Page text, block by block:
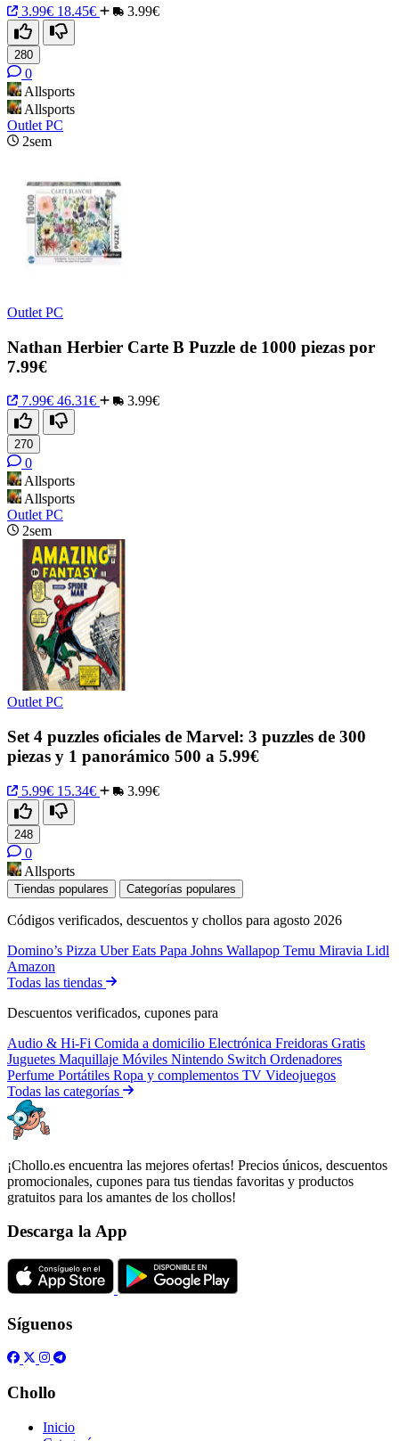
3.99€ 18.45€ 3.99€
280
0
Allsports
Allsports
Outlet PC
2sem
Outlet PC
Nathan Herbier Carte B Puzzle de 1000 piezas por
7.99€
7.99€ 46.31€ 3.99€
270
0
Allsports
Allsports
Outlet PC
2sem
Outlet PC
Set 4 puzzles oficiales de Marvel: 3 puzzles de 300
piezas y 1 panorámico 500 a 5.99€
5.99€ 15.34€ 3.99€
248
0
Allsports
Tiendas populares Categorías populares
Códigos verificados, descuentos y chollos para agosto 2026
Domino’s Pizza Uber Eats Papa Johns Wallapop Temu Miravia Lidl
Amazon
Todas las tiendas
Descuentos verificados, cupones para
Audio & Hi-Fi Comida a domicilio Electrónica Freidoras Gratis
Juguetes Maquillaje Móviles Nintendo Switch Ordenadores
Perfume Portátiles Ropa y complementos TV Videojuegos
Todas las categorías
¡Chollo.es encuentra las mejores ofertas! Precios únicos, descuentos
promocionales, cupones para tus tiendas favoritas y productos
gratuitos para los amantes de los chollos!
Descarga la App
Síguenos
Chollo
Inicio